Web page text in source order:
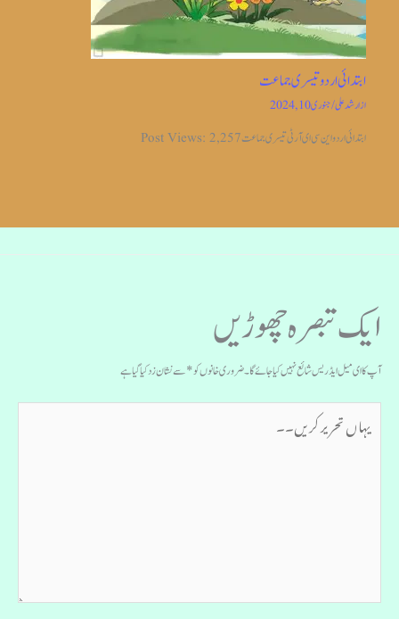
ابتدائی اردو تیسری جماعت
ازارشد علی/جنوری 10, 2024
ابتدائی اردو این سی ای آر ٹی تیسری جماعت Post Views: 2,257
ایک تبصرہ چھوڑیں
آپ کا ای میل ایڈریس شائع نہیں کیا جائے گا۔ضروری خانوں کو*سے نشان زد کیا گیا ہے
تحریر